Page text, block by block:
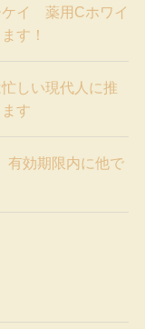
ケイ 薬用Cホワイ
す！
しい現代人に推
す
有効期限内に他で